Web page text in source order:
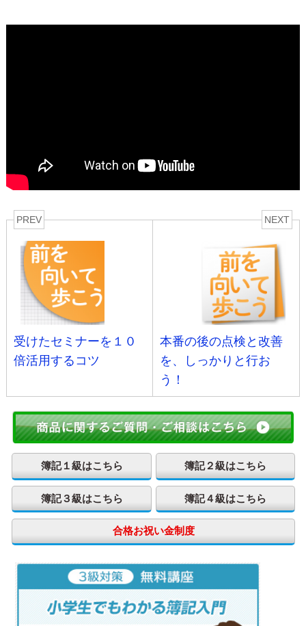
PREV
受けたセミナーを１０
倍活用するコツ
NEXT
本番の後の点検と改善
を、しっかりと行お
う！
簿記１級はこちら 簿記２級はこちら
簿記３級はこちら 簿記４級はこちら
合格お祝い金制度